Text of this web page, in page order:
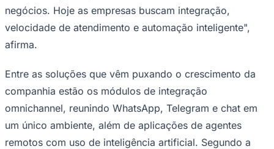
negócios. Hoje as empresas buscam integração,
velocidade de atendimento e automação inteligente",
afirma.
Entre as soluções que vêm puxando o crescimento da
companhia estão os módulos de integração
omnichannel, reunindo WhatsApp, Telegram e chat em
um único ambiente, além de aplicações de agentes
remotos com uso de inteligência artificial. Segundo a